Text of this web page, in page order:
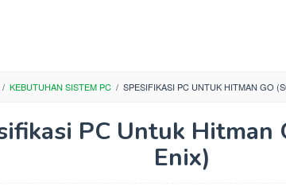
/ KEBUTUHAN SISTEM PC / SPESIFIKASI PC UNTUK HITMAN GO
PC Untuk Hitman
Enix)